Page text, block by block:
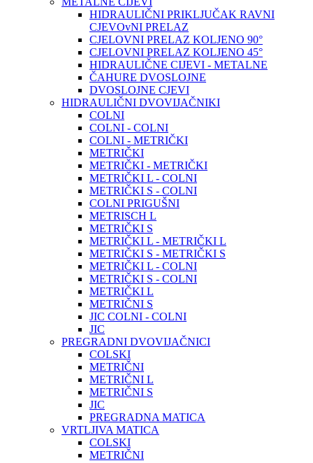
HIDRAULIČNI PRIKLJUČAK RAVNI
CJEVOvNI PRELAZ
CJELOVNI PRELAZ KOLJENO 90°
CJELOVNI PRELAZ KOLJENO 45°
HIDRAULIČNE CIJEVI - METALNE
ČAHURE DVOSLOJNE
DVOSLOJNE CJEVI
HIDRAULIČNI DVOVIJAČNIKI
COLNI
COLNI - COLNI
COLNI - METRIČKI
METRIČKI
METRIČKI - METRIČKI
METRIČKI L - COLNI
METRIČKI S - COLNI
COLNI PRIGUŠNI
METRISCH L
METRIČKI S
METRIČKI L - METRIČKI L
METRIČKI S - METRIČKI S
METRIČKI L - COLNI
METRIČKI S - COLNI
METRIČKI L
METRIČNI S
JIC COLNI - COLNI
JIC
PREGRADNI DVOVIJAČNICI
COLSKI
METRIČNI
METRIČNI L
METRIČNI S
JIC
PREGRADNA MATICA
VRTLJIVA MATICA
COLSKI
METRIČNI